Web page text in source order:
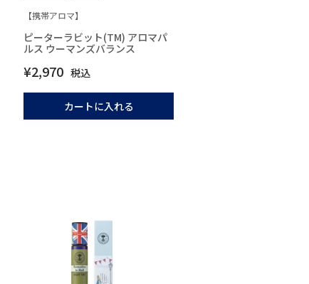
【携帯アロマ】
ピーターラビット(TM) アロマパ
ルス ウーマンズバランス
¥2,970 税込
カートに入れる